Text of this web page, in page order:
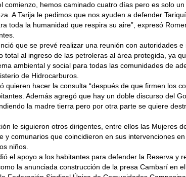
comienzo, hemos caminado cuatro días pero es solo
A Tarija le pedimos que nos ayuden a defender
toda la humanidad que respira su aire”, expresó
que se prevé realizar una reunión con autoridades
total al ingreso de las petroleras al área protegida, ya
ambiental y social para todas las comunidades de
de Hidrocarburos.
quieren hacer la consulta “después de que firmen los
Además agregó que hay un doble discurso del
la madre tierra pero por otra parte se quiere
le siguieron otros dirigentes, entre ellos las Mujeres
y comunarios que coincidieron en sus intervenciones
niños.
el apoyo a los habitantes para defender la Reserva y
la anunciada construcción de la presa Cambarí en